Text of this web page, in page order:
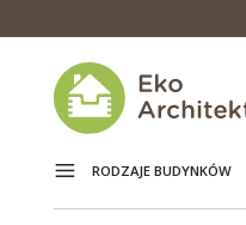
RODZAJE BUDYNKÓW